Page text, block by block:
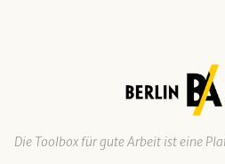
Die Toolbox für gute Arbeit ist eine